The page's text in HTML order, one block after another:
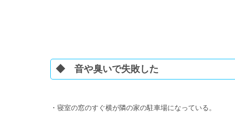
◆ 音や臭いで失敗した
・寝室の窓のすぐ横が隣の家の駐車場になっている。